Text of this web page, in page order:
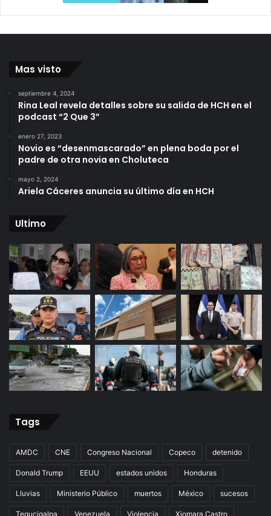
Mas visto
septiembre 4, 2024
Rina Leal revela detalles sobre su salida de HCH en el
podcast “2 Que 3”
enero 27, 2023
Novio es “desenmascarado” en plena boda por el
padre de otra novia en Choluteca
mayo 2, 2024
Ariela Cáceres anuncia su último día en HCH
Ultimo
Tags
AMDC CNE Congreso Nacional Copeco detenido
Donald Trump EEUU estados unidos Honduras
Lluvias Ministerio Público muertos México sucesos
Tegucigalpa Venezuela Violencia Xiomara Castro